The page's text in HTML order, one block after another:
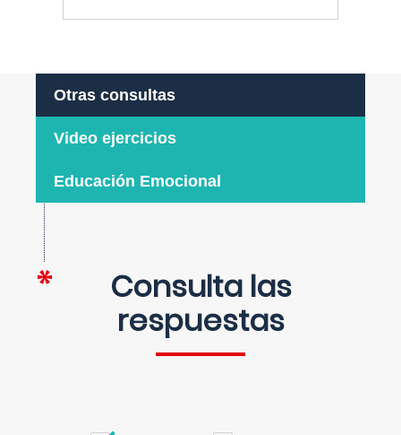
Otras consultas
Video ejercicios
Educación Emocional
Consulta las
respuestas